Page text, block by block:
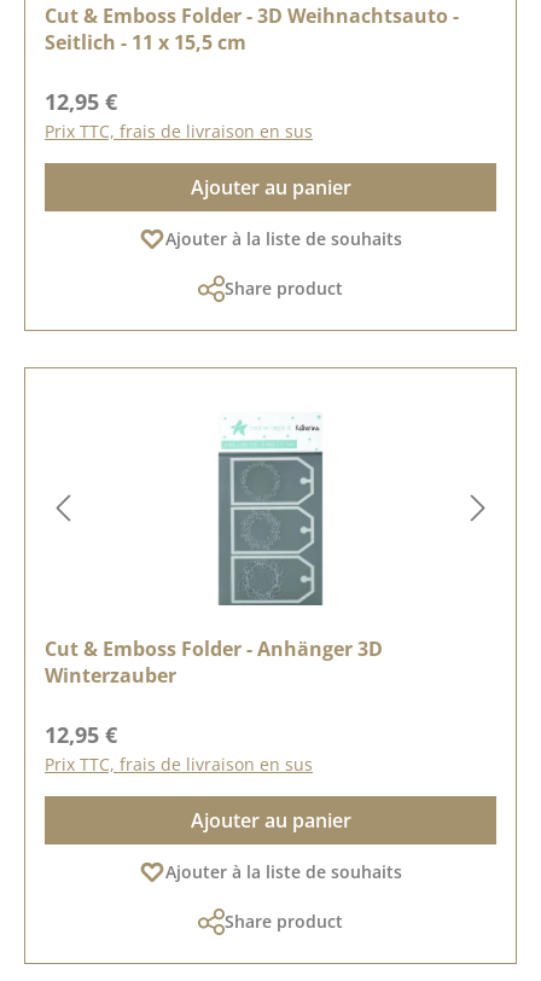
Cut & Emboss Folder - 3D Weihnachtsauto -
Seitlich - 11 x 15,5 cm
Prix régulier :
12,95 €
Prix TTC, frais de livraison en sus
Ajouter au panier
Ajouter à la liste de souhaits
Share product
Cut & Emboss Folder - Anhänger 3D
Winterzauber
Prix régulier :
12,95 €
Prix TTC, frais de livraison en sus
Ajouter au panier
Ajouter à la liste de souhaits
Share product